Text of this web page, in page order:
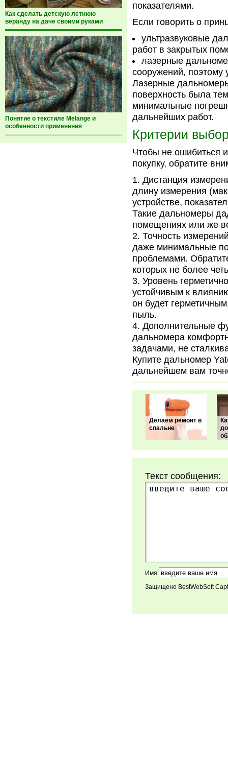
Как сделать детскую летнюю
веранду на даче своими руками
Понятие о текстиле Melange и
особенности применения
показателями.
Если говорить о
ультразвуковые
работ в закрытых
лазерные
сооружений, поэтому
Лазерные
поверхность была
минимальные
дальнейших работ.
Критерии
Чтобы не ошибиться
покупку, обратите
Дистанция
длину измерения
устройстве,
Такие дальномеры
помещениях или же
Точность
даже минимальные
проблемами.
которых не более
Уровень
устойчивым к
он будет
пыль.
Дополнительные
дальномера
задачами, не
Купите дальномер
дальнейшем вам
Делаем ремонт в
спальне
Текст сообщения:
Имя:
Защищено BestWebSoft